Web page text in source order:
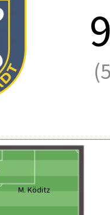
9
(5
M. Köditz